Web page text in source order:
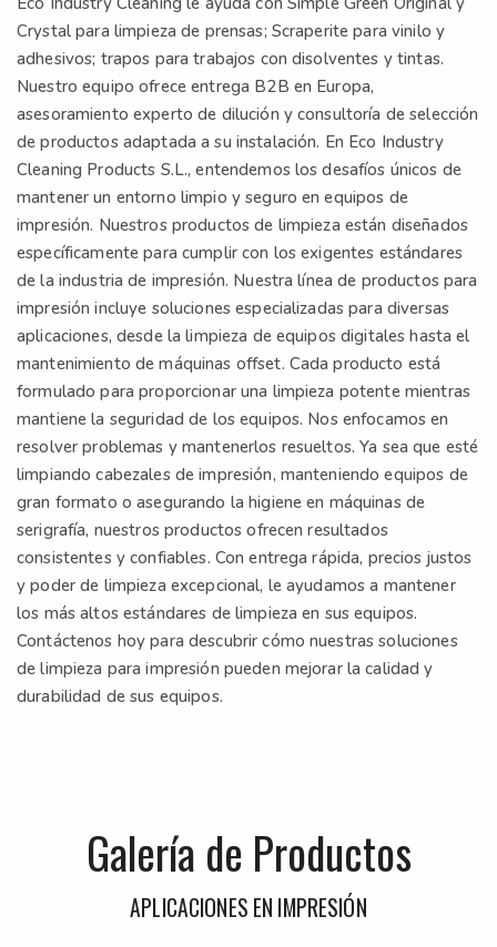
Crystal para limpieza de prensas; Scraperite para vinilo y
adhesivos; trapos para trabajos con disolventes y tintas.
Nuestro equipo ofrece entrega B2B en Europa,
asesoramiento experto de dilución y consultoría de selección
de productos adaptada a su instalación. En Eco Industry
Cleaning Products S.L., entendemos los desafíos únicos de
mantener un entorno limpio y seguro en equipos de
impresión. Nuestros productos de limpieza están diseñados
específicamente para cumplir con los exigentes estándares
de la industria de impresión. Nuestra línea de productos para
impresión incluye soluciones especializadas para diversas
aplicaciones, desde la limpieza de equipos digitales hasta el
mantenimiento de máquinas offset. Cada producto está
formulado para proporcionar una limpieza potente mientras
mantiene la seguridad de los equipos. Nos enfocamos en
resolver problemas y mantenerlos resueltos. Ya sea que esté
limpiando cabezales de impresión, manteniendo equipos de
gran formato o asegurando la higiene en máquinas de
serigrafía, nuestros productos ofrecen resultados
consistentes y confiables. Con entrega rápida, precios justos
y poder de limpieza excepcional, le ayudamos a mantener
los más altos estándares de limpieza en sus equipos.
Contáctenos hoy para descubrir cómo nuestras soluciones
de limpieza para impresión pueden mejorar la calidad y
durabilidad de sus equipos.
Galería de Productos
APLICACIONES EN IMPRESIÓN